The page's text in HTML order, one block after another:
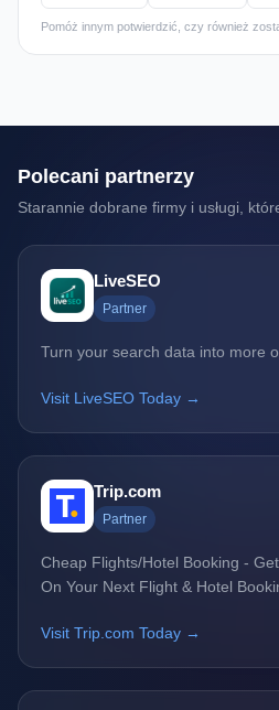
Pomóż innym potwierdzić, czy również
Polecani partnerzy
Starannie dobrane firmy i usługi,
LiveSEO
Partner
Turn your search data into more
Visit LiveSEO Today →
Trip.com
Partner
Cheap Flights/Hotel Booking -
On Your Next Flight & Hotel
Visit Trip.com Today →